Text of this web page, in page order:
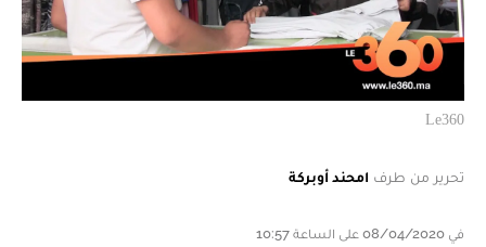
Le360
تحرير من طرف امحند أوبركة
في 08/04/2020 على الساعة 10:57